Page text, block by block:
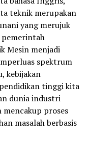
teknik merupakan
yang merujuk
pemerintah
Mesin menjadi
spektrum
kebijakan
tinggi kita
dunia industri
proses
masalah berbasis